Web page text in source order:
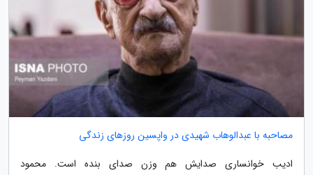
مصاحبه با عبدالوهاب شهیدی در واپسین روزهای زندگی
ادیب خوانساری صدایش هم وزن صدای بنده است. محمود